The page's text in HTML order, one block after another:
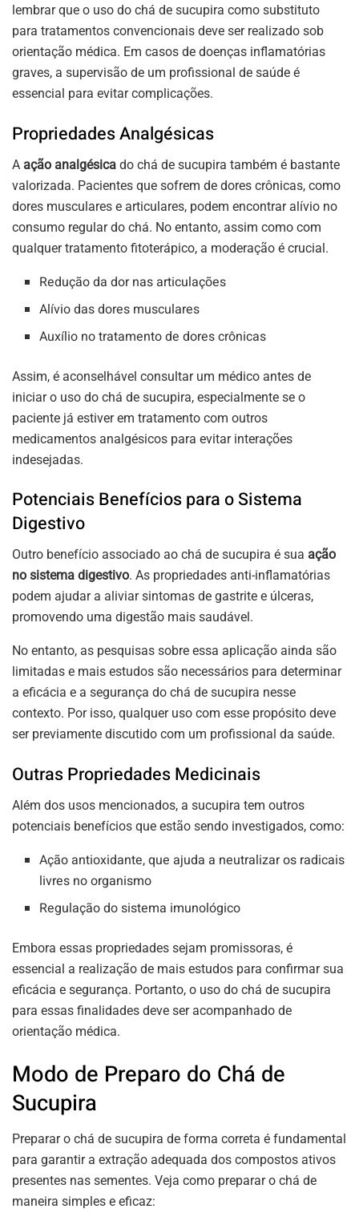
lembrar que o uso do chá de sucupira como substituto
para tratamentos convencionais deve ser realizado sob
orientação médica. Em casos de doenças inflamatórias
graves, a supervisão de um profissional de saúde é
essencial para evitar complicações.
Propriedades Analgésicas
A ação analgésica do chá de sucupira também é bastante
valorizada. Pacientes que sofrem de dores crônicas, como
dores musculares e articulares, podem encontrar alívio no
consumo regular do chá. No entanto, assim como com
qualquer tratamento fitoterápico, a moderação é crucial.
Redução da dor nas articulações
Alívio das dores musculares
Auxílio no tratamento de dores crônicas
Assim, é aconselhável consultar um médico antes de
iniciar o uso do chá de sucupira, especialmente se o
paciente já estiver em tratamento com outros
medicamentos analgésicos para evitar interações
indesejadas.
Potenciais Benefícios para o Sistema
Digestivo
Outro benefício associado ao chá de sucupira é sua ação
no sistema digestivo. As propriedades anti-inflamatórias
podem ajudar a aliviar sintomas de gastrite e úlceras,
promovendo uma digestão mais saudável.
No entanto, as pesquisas sobre essa aplicação ainda são
limitadas e mais estudos são necessários para determinar
a eficácia e a segurança do chá de sucupira nesse
contexto. Por isso, qualquer uso com esse propósito deve
ser previamente discutido com um profissional da saúde.
Outras Propriedades Medicinais
Além dos usos mencionados, a sucupira tem outros
potenciais benefícios que estão sendo investigados, como:
Ação antioxidante, que ajuda a neutralizar os radicais
livres no organismo
Regulação do sistema imunológico
Embora essas propriedades sejam promissoras, é
essencial a realização de mais estudos para confirmar sua
eficácia e segurança. Portanto, o uso do chá de sucupira
para essas finalidades deve ser acompanhado de
orientação médica.
Modo de Preparo do Chá de
Sucupira
Preparar o chá de sucupira de forma correta é fundamental
para garantir a extração adequada dos compostos ativos
presentes nas sementes. Veja como preparar o chá de
maneira simples e eficaz: